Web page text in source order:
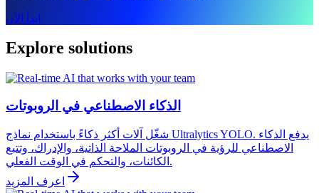
ابدأ الآن
Explore solutions
الذكاء الاصطناعي في الروبوتات
شغّل آلات أكثر ذكاءً باستخدام نماذج Ultralytics YOLO. يدفع الذكاء
الاصطناعي للرؤية في الروبوتات الملاحة الذاتية، والإدراك، وتتبع
الكائنات، والتحكم في الوقت الفعلي.
اعرف المزيد